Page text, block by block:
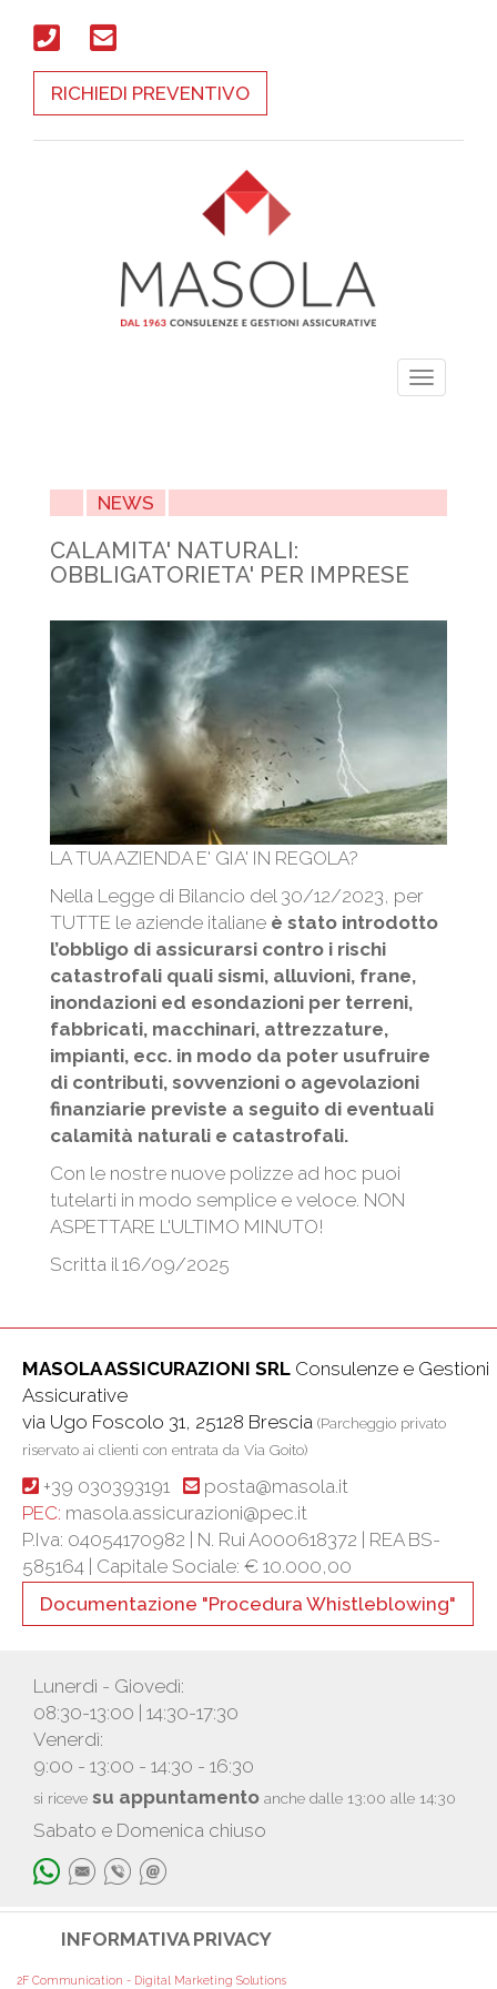
RICHIEDI PREVENTIVO
Toggle
NEWS
CALAMITA' NATURALI:
OBBLIGATORIETA' PER IMPRESE
LA TUA AZIENDA E' GIA' IN REGOLA?
Nella Legge di Bilancio del 30/12/2023, per
TUTTE le aziende italiane è stato introdotto
l’obbligo di assicurarsi contro i rischi
catastrofali quali sismi, alluvioni, frane,
inondazioni ed esondazioni per terreni,
fabbricati, macchinari, attrezzature,
impianti, ecc. in modo da poter usufruire
di contributi, sovvenzioni o agevolazioni
finanziarie previste a seguito di eventuali
calamità naturali e catastrofali.
Con le nostre nuove polizze ad hoc puoi
tutelarti in modo semplice e veloce. NON
ASPETTARE L'ULTIMO MINUTO!
Scritta il 16/09/2025
MASOLA ASSICURAZIONI SRL Consulenze e Gestioni
Assicurative
via Ugo Foscolo 31, 25128 Brescia (Parcheggio privato
riservato ai clienti con entrata da Via Goito)
+39 030393191
posta@masola.it
PEC: masola.assicurazioni@pec.it
P.Iva: 04054170982 | N. Rui A000618372 | REA BS-
585164 | Capitale Sociale: € 10.000,00
Documentazione "Procedura Whistleblowing"
Lunerdì - Giovedì:
08:30-13:00 | 14:30-17:30
Venerdì:
9:00 - 13:00 - 14:30 - 16:30
si riceve su appuntamento anche dalle 13:00 alle 14:30
Sabato e Domenica chiuso
INFORMATIVA PRIVACY
2F Communication - Digital Marketing Solutions